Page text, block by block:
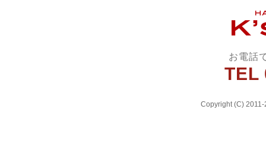
お電話
TEL
Copyright (C)